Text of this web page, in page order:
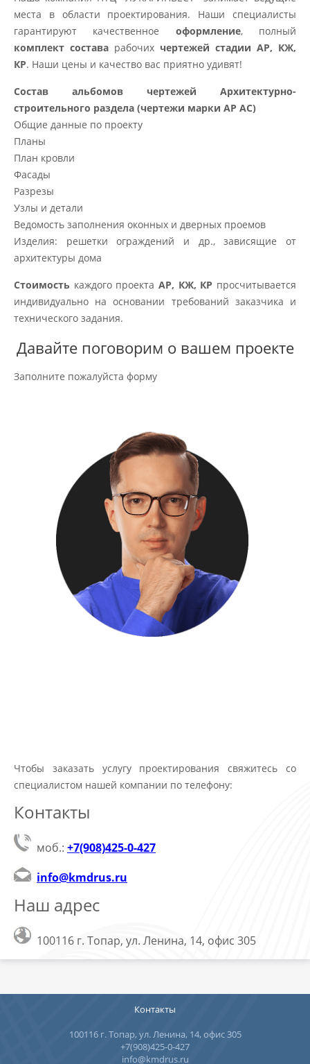
места в области проектирования. Наши специалисты
гарантируют качественное оформление, полный
комплект состава рабочих чертежей стадии АР, КЖ,
КР. Наши цены и качество вас приятно удивят!
Состав альбомов чертежей Архитектурно-
строительного раздела (чертежи марки АР АС)
Общие данные по проекту
Планы
План кровли
Фасады
Разрезы
Узлы и детали
Ведомость заполнения оконных и дверных проемов
Изделия: решетки ограждений и др., зависящие от
архитектуры дома
Стоимость каждого проекта АР, КЖ, КР просчитывается
индивидуально на основании требований заказчика и
технического задания.
Давайте поговорим о вашем проекте
Заполните пожалуйста форму
Чтобы заказать услугу проектирования свяжитесь со
специалистом нашей компании по телефону:
Контакты
моб.: +7(908)425-0-427
info@kmdrus.ru
Наш адрес
100116 г. Топар, ул. Ленина, 14, офис 305
Контакты
100116 г. Топар, ул. Ленина, 14, офис 305
+7(908)425-0-427
info@kmdrus.ru